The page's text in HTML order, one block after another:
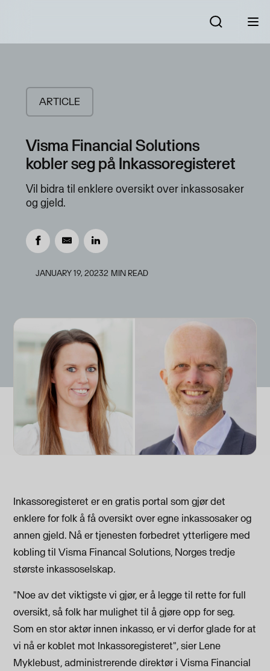
ARTICLE
Visma Financial Solutions
kobler seg på Inkassoregisteret
Vil bidra til enklere oversikt over inkassosaker
og gjeld.
JANUARY 19, 20232 MIN READ
Inkassoregisteret er en gratis portal som gjør det
enklere for folk å få oversikt over egne inkassosaker og
annen gjeld. Nå er tjenesten forbedret ytterligere med
kobling til Visma Financal Solutions, Norges tredje
største inkassoselskap.
"Noe av det viktigste vi gjør, er å legge til rette for full
oversikt, så folk har mulighet til å gjøre opp for seg.
Som en stor aktør innen inkasso, er vi derfor glade for at
vi nå er koblet mot Inkassoregisteret", sier Lene
Myklebust, administrerende direktør i Visma Financial